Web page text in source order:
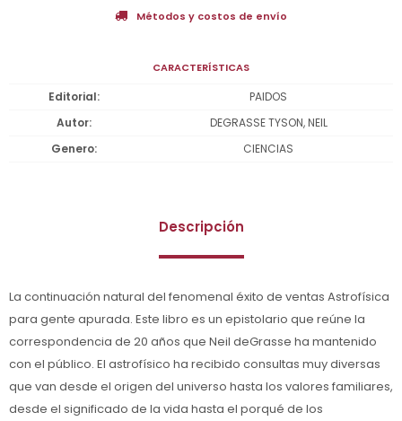
Métodos y costos de envío
CARACTERÍSTICAS
Editorial
PAIDOS
Autor
DEGRASSE TYSON, NEIL
Genero
CIENCIAS
Descripción
La continuación natural del fenomenal éxito de ventas Astrofísica
para gente apurada. Este libro es un epistolario que reúne la
correspondencia de 20 años que Neil deGrasse ha mantenido
con el público. El astrofísico ha recibido consultas muy diversas
que van desde el origen del universo hasta los valores familiares,
desde el significado de la vida hasta el porqué de los